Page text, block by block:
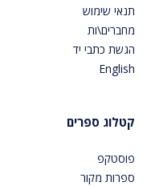
תנאי שימוש
מחברים\ות
הגשת כתבי יד
English
קטלוג ספרים
פוסטקפ
ספרות מקור